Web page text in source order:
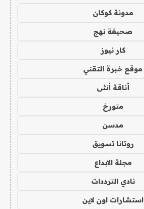
مدونة كوكان
صحيفة نهج
كار نيوز
موقع خبرة التقني
أناقة أنثى
متورخ
مدسن
روتانا تسويق
مجلة الابداع
نادي الترددات
استشارات اون لاين